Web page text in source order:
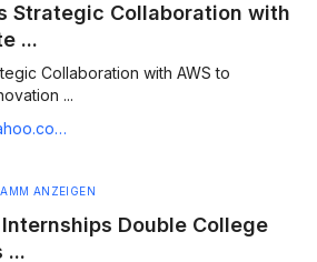
Strategic Collaboration with
...
Collaboration with AWS to
...
aws-120000333.html
ANZEIGEN
Double College
...